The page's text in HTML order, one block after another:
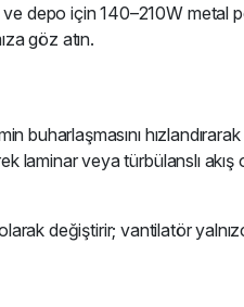
depo için 140–210W metal
göz atın.
buharlaşmasını hızlandırarak
veya türbülanslı akış
olarak değiştirir; vantilatör